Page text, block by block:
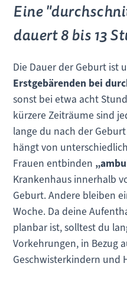
Eine
dauert 8 bis 13
Die Dauer der Geburt ist
Erstgebärenden bei
sonst bei etwa acht
kürzere Zeiträume sind
lange du nach der
hängt von
Frauen entbinden
Krankenhaus innerhalb
Geburt. Andere bleiben
Woche. Da deine
planbar ist, solltest du
Vorkehrungen, in Bezug
Geschwisterkindern und